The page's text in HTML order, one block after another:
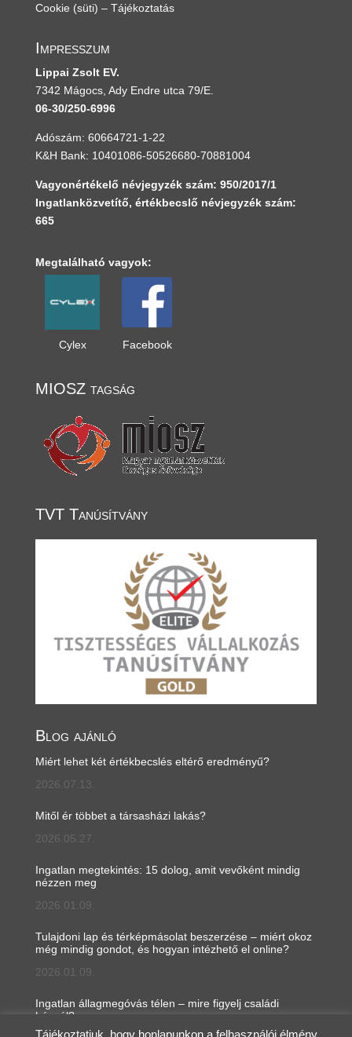
Cookie (süti) – Tájékoztatás
Impresszum
Lippai Zsolt EV.
7342 Mágocs, Ady Endre utca 79/E.
06-30/250-6996
Adószám: 60664721-1-22
K&H Bank: 10401086-50526680-70881004
Vagyonértékelő névjegyzék szám: 950/2017/1
Ingatlanközvetítő, értékbecslő névjegyzék szám:
665
Megtalálható vagyok:
Cylex Facebook
MIOSZ tagság
TVT Tanúsítvány
Blog ajánló
Miért lehet két értékbecslés eltérő eredményű?
2026.07.13.
Mitől ér többet a társasházi lakás?
2026.05.27.
Ingatlan megtekintés: 15 dolog, amit vevőként mindig
nézzen meg
2026.01.09.
Tulajdoni lap és térképmásolat beszerzése – miért okoz
még mindig gondot, és hogyan intézhető el online?
2026.01.09.
Ingatlan állagmegóvás télen – mire figyelj családi
háznál?
Tájékoztatjuk, hogy honlapunkon a felhasználói élmény